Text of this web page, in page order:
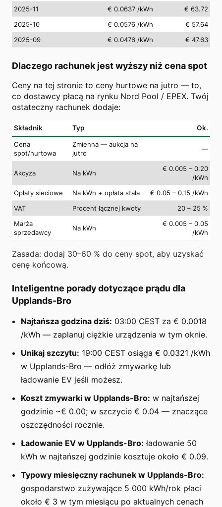
2025-11
€ 0.0637 /kWh
€ 63.72
2025-10
€ 0.0576 /kWh
€ 57.64
2025-09
€ 0.0476 /kWh € 47.63
Dlaczego rachunek jest wyższy niż cena spot
Ceny na tej stronie to ceny hurtowe na jutro — to,
co dostawcy płacą na rynku Nord Pool / EPEX. Twój
ostateczny rachunek dodaje:
Składnik Typ Ok.
Cena
spot/hurtowa
Zmienna — aukcja na
jutro
—
Akcyza Na kWh
€ 0.005 – 0.20
/kWh
Opłaty sieciowe
Na kWh + opłata stała
€ 0.05 – 0.15 /kWh
VAT
Procent łącznej kwoty
20 – 25 %
Marża
sprzedawcy
Na kWh
€ 0.005 – 0.05
/kWh
Zasada: dodaj 30–60 % do ceny spot, aby uzyskać
cenę końcową.
Inteligentne porady dotyczące prądu dla
Upplands-Bro
Najtańsza godzina dziś: 03:00 CEST za € 0.0018
/kWh — zaplanuj ciężkie urządzenia w tym oknie.
Unikaj szczytu: 19:00 CEST osiąga € 0.0321 /kWh
w Upplands-Bro — odłóż zmywarkę lub
ładowanie EV jeśli możesz.
Koszt zmywarki w Upplands-Bro: w najtańszej
godzinie ~€ 0.00; w szczycie € 0.04 — znaczące
oszczędności rocznie.
Ładowanie EV w Upplands-Bro: ładowanie 50
kWh w najtańszej godzinie kosztuje około € 0.09.
Typowy miesięczny rachunek w Upplands-Bro:
gospodarstwo zużywające 5 000 kWh/rok płaci
około € 3 w tym miesiącu po aktualnych cenach